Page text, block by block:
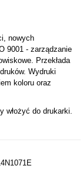
nowych
9001 - zarządzanie
Przekłada
Wydruki
koloru oraz
włożyć do drukarki.